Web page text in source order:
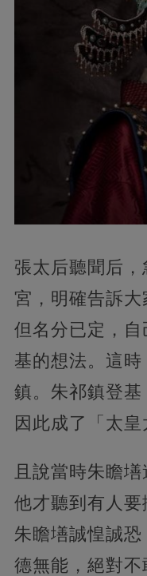
張太后聽聞后
宮，明確告訴大
但名分已定，
基的想法。這
鎮。朱祁鎮登
因此成了「太皇
且說當時朱瞻
他才聽到有人要
朱瞻墡誠惶誠
德無能，絕對